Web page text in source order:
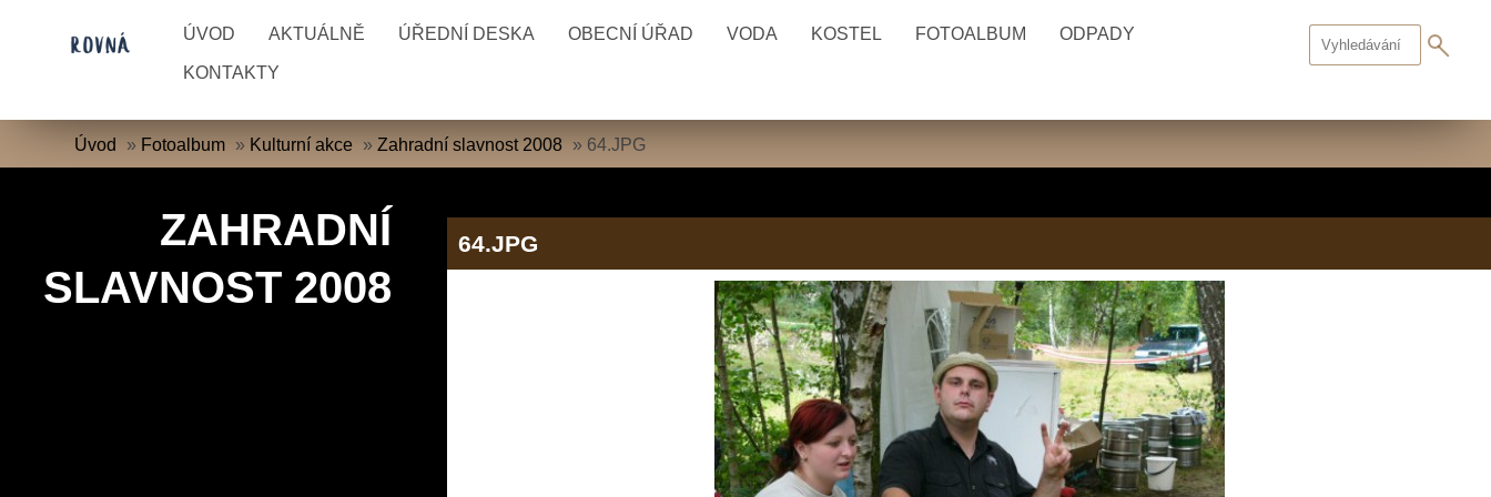
ÚVOD AKTUÁLNĚ ÚŘEDNÍ DESKA OBECNÍ ÚŘAD VODA KOSTEL FOTOALBUM ODPADY
KONTAKTY
Úvod » Fotoalbum » Kulturní akce »Zahradní slavnost 2008 » 64.JPG
ZAHRADNÍ
SLAVNOST 2008
64.JPG